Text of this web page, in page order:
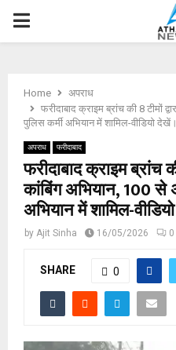
P
M
A
Home
अपराध
फरीदाबाद क्राइम ब्रांच की 8 टीमों
पुलिस कर्मी अभियान में शामिल-वीडियो देखें।
अपराध फरीदाबाद
फरीदाबाद क्राइम ब्रांच
कांबिंग अभियान, 100 से
अभियान में शामिल-
by Ajit Sinha 16/05/2026 0
SHARE 0